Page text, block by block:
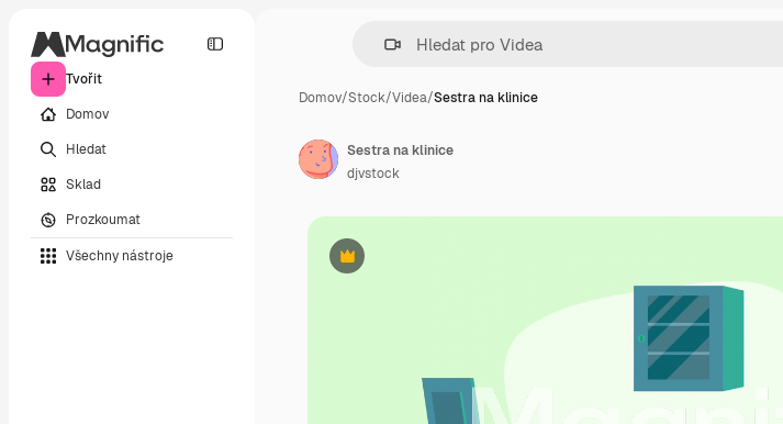
Tvořit
Domov
Hledat
Sklad
Prozkoumat
Všechny nástroje
Domov/Stock/Videa/Sestra na klinice
Premium
Sestra na klinice
djvstock